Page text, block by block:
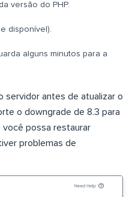
versão do PHP.
disponível).
alguns minutos para a
servidor antes de atualizar o
o downgrade de 8.3 para
você possa restaurar
problemas de